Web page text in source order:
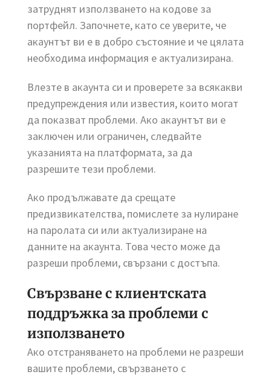
затруднят използването на кодове за
портфейл. Започнете, като се уверите, че
акаунтът ви е в добро състояние и че цялата
необходима информация е актуализирана.
Влезте в акаунта си и проверете за всякакви
предупреждения или известия, които могат
да показват проблеми. Ако акаунтът ви е
заключен или ограничен, следвайте
указанията на платформата, за да
разрешите тези проблеми.
Ако продължавате да срещате
предизвикателства, помислете за нулиране
на паролата си или актуализиране на
данните на акаунта. Това често може да
разреши проблеми, свързани с достъпа.
Свързване с клиентската
поддръжка за проблеми с
използването
Ако отстраняването на проблеми не разреши
вашите проблеми, свързването с